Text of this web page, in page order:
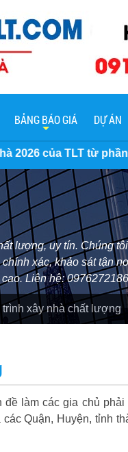
BẢNG BÁO GIÁ DỰ ÁN
thô đến trọn gói
lượng, uy tín. Chúng
xác, khảo sát tận
Liên hệ: 0976272186
xây nhà chất lượng
đề làm các gia chủ phải
Quận, Huyện, tỉnh